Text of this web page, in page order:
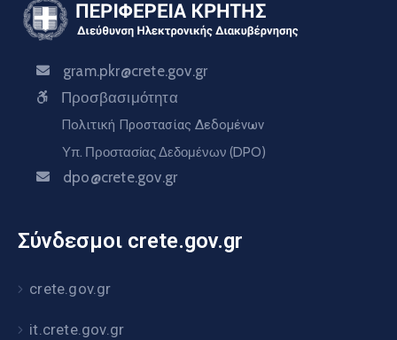
gram.pkr@crete.gov.gr
Προσβασιμότητα
Πολιτική Προστασίας Δεδομένων
Υπ. Προστασίας Δεδομένων (DPO)
dpo@crete.gov.gr
Σύνδεσμοι crete.gov.gr
crete.gov.gr
it.crete.gov.gr